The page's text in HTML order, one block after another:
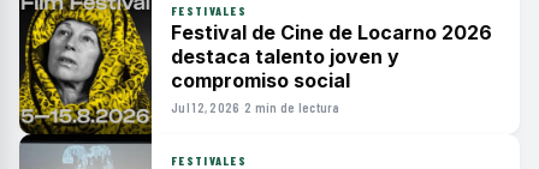
FESTIVALES
Festival de Cine de Locarno 2026
destaca talento joven y
compromiso social
Jul 12, 2026 ·2 min de lectura
FESTIVALES